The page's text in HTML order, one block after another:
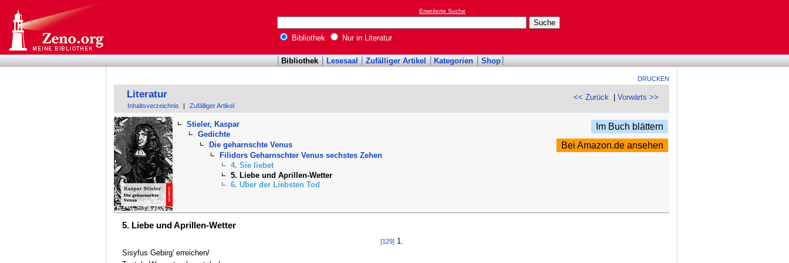
Erweiterte Suche
Bibliothek Nur in Literatur
Bibliothek Lesesaal Zufälliger Artikel Kategorien Shop
DRUCKEN
<< Zurück |Vorwärts >>
Literatur
Inhaltsverzeichnis Zufälliger Artikel
Stieler, Kaspar
Gedichte
Die geharnschte Venus
Filidors Geharnschter Venus sechstes Zehen
4. Sie liebet
5. Liebe und Aprillen-Wetter
6. Uber der Liebsten Tod
Im Buch blättern
Bei Amazon.de ansehen
5. Liebe und Aprillen-Wetter
[129]1.
Sisyfus Gebirg' erreichen/